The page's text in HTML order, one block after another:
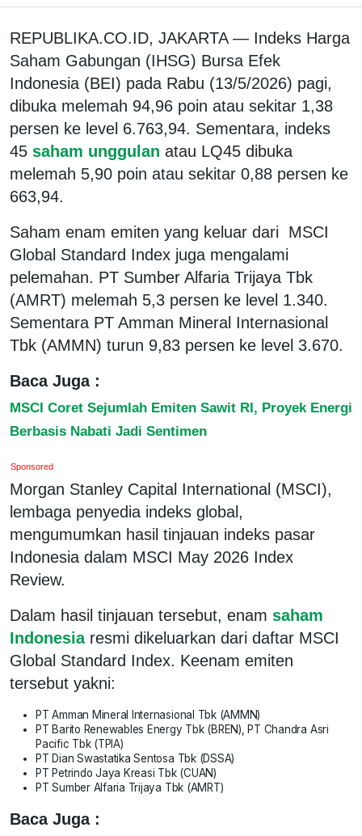
REPUBLIKA.CO.ID, JAKARTA — Indeks Harga
Saham Gabungan (IHSG) Bursa Efek
Indonesia (BEI) pada Rabu (13/5/2026) pagi,
dibuka melemah 94,96 poin atau sekitar 1,38
persen ke level 6.763,94. Sementara, indeks
45 saham unggulan atau LQ45 dibuka
melemah 5,90 poin atau sekitar 0,88 persen ke
663,94.
Saham enam emiten yang keluar dari MSCI
Global Standard Index juga mengalami
pelemahan. PT Sumber Alfaria Trijaya Tbk
(AMRT) melemah 5,3 persen ke level 1.340.
Sementara PT Amman Mineral Internasional
Tbk (AMMN) turun 9,83 persen ke level 3.670.
Baca Juga :
MSCI Coret Sejumlah Emiten Sawit RI, Proyek Energi
Berbasis Nabati Jadi Sentimen
Sponsored
Morgan Stanley Capital International (MSCI),
lembaga penyedia indeks global,
mengumumkan hasil tinjauan indeks pasar
Indonesia dalam MSCI May 2026 Index
Review.
Dalam hasil tinjauan tersebut, enam saham
Indonesia resmi dikeluarkan dari daftar MSCI
Global Standard Index. Keenam emiten
tersebut yakni:
PT Amman Mineral Internasional Tbk (AMMN)
PT Barito Renewables Energy Tbk (BREN), PT Chandra Asri
Pacific Tbk (TPIA)
PT Dian Swastatika Sentosa Tbk (DSSA)
PT Petrindo Jaya Kreasi Tbk (CUAN)
PT Sumber Alfaria Trijaya Tbk (AMRT)
Baca Juga :